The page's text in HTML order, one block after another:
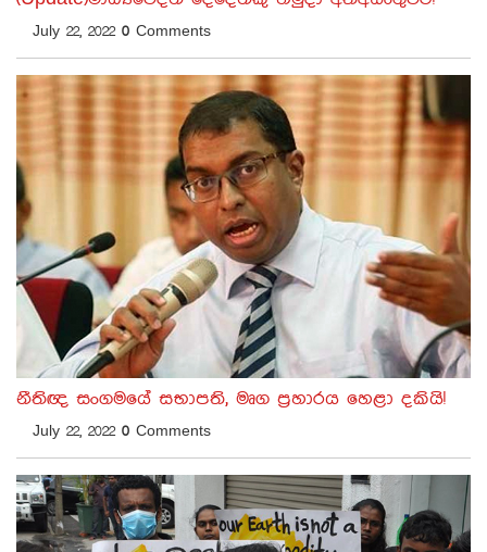
July 22, 2022 0 Comments
නීතිඥ සංගමයේ සභාපති, මෘග ප්‍රහාරය හෙළා දකියි!
July 22, 2022 0 Comments